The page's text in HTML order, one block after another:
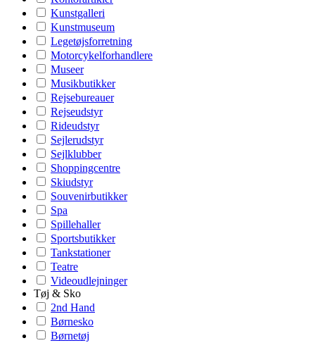
Kunstgalleri
Kunstmuseum
Legetøjsforretning
Motorcykelforhandlere
Museer
Musikbutikker
Rejsebureauer
Rejseudstyr
Rideudstyr
Sejlerudstyr
Sejlklubber
Shoppingcentre
Skiudstyr
Souvenirbutikker
Spa
Spillehaller
Sportsbutikker
Tankstationer
Teatre
Videoudlejninger
Tøj & Sko
2nd Hand
Børnesko
Børnetøj